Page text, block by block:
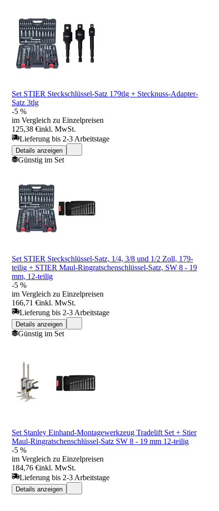
Set STIER Steckschlüssel-Satz 179tlg + Stecknuss-Adapter-
Satz 3tlg
-5 %
im Vergleich zu Einzelpreisen
125,38 €inkl. MwSt.
Lieferung bis 2-3 Arbeitstage
Details anzeigen
Günstig im Set
Set STIER Steckschlüssel-Satz, 1/4, 3/8 und 1/2 Zoll, 179-
teilig + STIER Maul-Ringratschenschlüssel-Satz, SW 8 - 19
mm, 12-teilig
-5 %
im Vergleich zu Einzelpreisen
166,71 €inkl. MwSt.
Lieferung bis 2-3 Arbeitstage
Details anzeigen
Günstig im Set
Set Stanley Einhand-Montagewerkzeug Tradelift Set + Stier
Maul-Ringratschenschlüssel-Satz SW 8 - 19 mm 12-teilig
-5 %
im Vergleich zu Einzelpreisen
184,76 €inkl. MwSt.
Lieferung bis 2-3 Arbeitstage
Details anzeigen